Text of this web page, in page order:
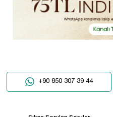
+90 850 307 39 44